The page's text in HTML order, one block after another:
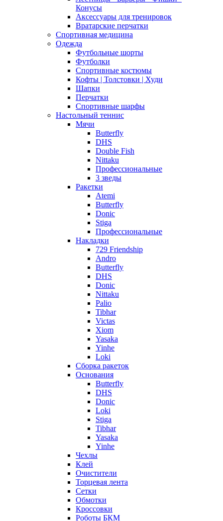
Конусы
Аксессуары для тренировок
Вратарские перчатки
Спортивная медицина
Одежда
Футбольные шорты
Футболки
Спортивные костюмы
Кофты | Толстовки | Худи
Шапки
Перчатки
Спортивные шарфы
Настольный теннис
Мячи
Butterfly
DHS
Double Fish
Nittaku
Профессиональные
3 зведы
Ракетки
Atemi
Butterfly
Donic
Stiga
Профессиональные
Накладки
729 Friendship
Andro
Butterfly
DHS
Donic
Nittaku
Palio
Tibhar
Victas
Xiom
Yasaka
Yinhe
Loki
Сборка ракеток
Основания
Butterfly
DHS
Donic
Loki
Stiga
Tibhar
Yasaka
Yinhe
Чехлы
Клей
Очистители
Торцевая лента
Сетки
Обмотки
Кроссовки
Роботы БКМ